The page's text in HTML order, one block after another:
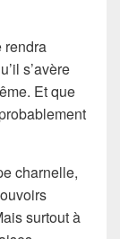
rendra
s’avère
Et que
charnelle,
surtout à